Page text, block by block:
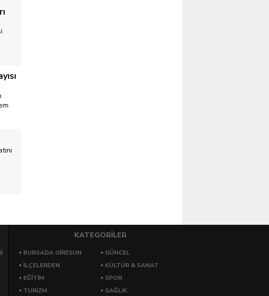
KATEGORİLER
BURSADA GİRESUN
GÜNCEL
İLÇELERDEN
KÜLTÜR & SANAT
EĞİTİM
SPOR
TURİZM
SAĞLIK